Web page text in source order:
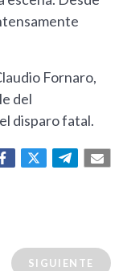
Fornaro,
del
disparo fatal.
SIGUIENTE